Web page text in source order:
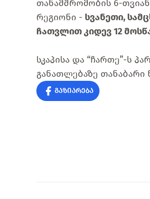
თანამშრომობის 6-
რეგიონი - სვანეთი,
ჩათვლით კიდევ 12
სკაპისა და “ჩართე”-ს
განათლებაზე
გაზიარება